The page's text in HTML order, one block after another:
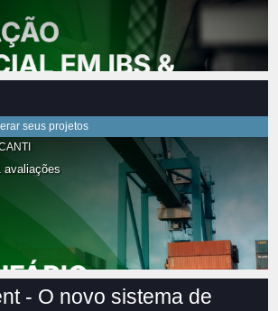
seus projetos
avaliações
- O novo sistema de